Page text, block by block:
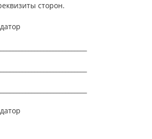
сторон.